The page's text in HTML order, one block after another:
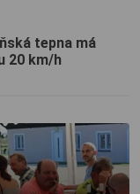
tepna má
20 km/h